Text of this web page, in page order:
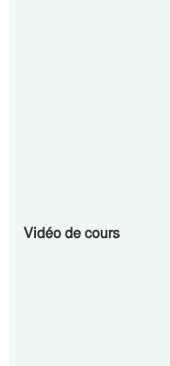
Vidéo de cours